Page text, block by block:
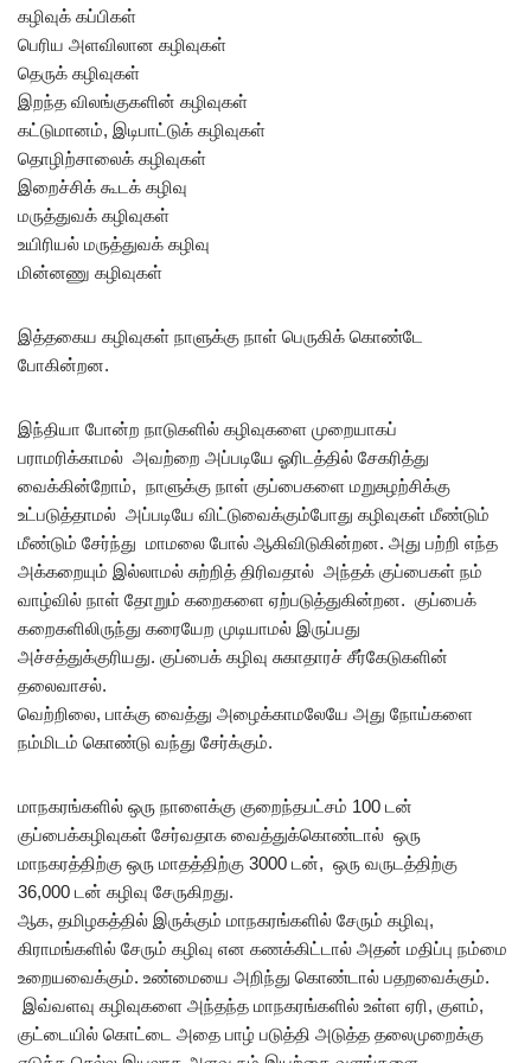
கழிவுக் கப்பிகள்
பெரிய அளவிலான கழிவுகள்
தெருக் கழிவுகள்
இறந்த விலங்குகளின் கழிவுகள்
கட்டுமானம், இடிபாட்டுக் கழிவுகள்
தொழிற்சாலைக் கழிவுகள்
இறைச்சிக் கூடக் கழிவு
மருத்துவக் கழிவுகள்
உயிரியல் மருத்துவக் கழிவு
மின்னணு கழிவுகள்
இத்தகைய கழிவுகள் நாளுக்கு நாள் பெருகிக் கொண்டே
போகின்றன.
இந்தியா போன்ற நாடுகளில் கழிவுகளை முறையாகப்
பராமரிக்காமல் அவற்றை அப்படியே ஓரிடத்தில் சேகரித்து
வைக்கின்றோம், நாளுக்கு நாள் குப்பைகளை மறுசுழற்சிக்கு
உட்படுத்தாமல் அப்படியே விட்டுவைக்கும்போது கழிவுகள் மீண்டும்
மீண்டும் சேர்ந்து மாமலை போல் ஆகிவிடுகின்றன. அது பற்றி எந்த
அக்கறையும் இல்லாமல் சுற்றித் திரிவதால் அந்தக் குப்பைகள் நம்
வாழ்வில் நாள் தோறும் கறைகளை ஏற்படுத்துகின்றன. குப்பைக்
கறைகளிலிருந்து கரையேற முடியாமல் இருப்பது
அச்சத்துக்குரியது. குப்பைக் கழிவு சுகாதாரச் சீர்கேடுகளின்
தலைவாசல்.
வெற்றிலை, பாக்கு வைத்து அழைக்காமலேயே அது நோய்களை
நம்மிடம் கொண்டு வந்து சேர்க்கும்.
மாநகரங்களில் ஒரு நாளைக்கு குறைந்தபட்சம் 100 டன்
குப்பைக்கழிவுகள் சேர்வதாக வைத்துக்கொண்டால் ஒரு
மாநகரத்திற்கு ஒரு மாதத்திற்கு 3000 டன், ஒரு வருடத்திற்கு
36,000 டன் கழிவு சேருகிறது.
ஆக, தமிழகத்தில் இருக்கும் மாநகரங்களில் சேரும் கழிவு,
கிராமங்களில் சேரும் கழிவு என கணக்கிட்டால் அதன் மதிப்பு நம்மை
உறையவைக்கும். உண்மையை அறிந்து கொண்டால் பதறவைக்கும்.
இவ்வளவு கழிவுகளை அந்தந்த மாநகரங்களில் உள்ள ஏரி, குளம்,
குட்டையில் கொட்டை அதை பாழ் படுத்தி அடுத்த தலைமுறைக்கு